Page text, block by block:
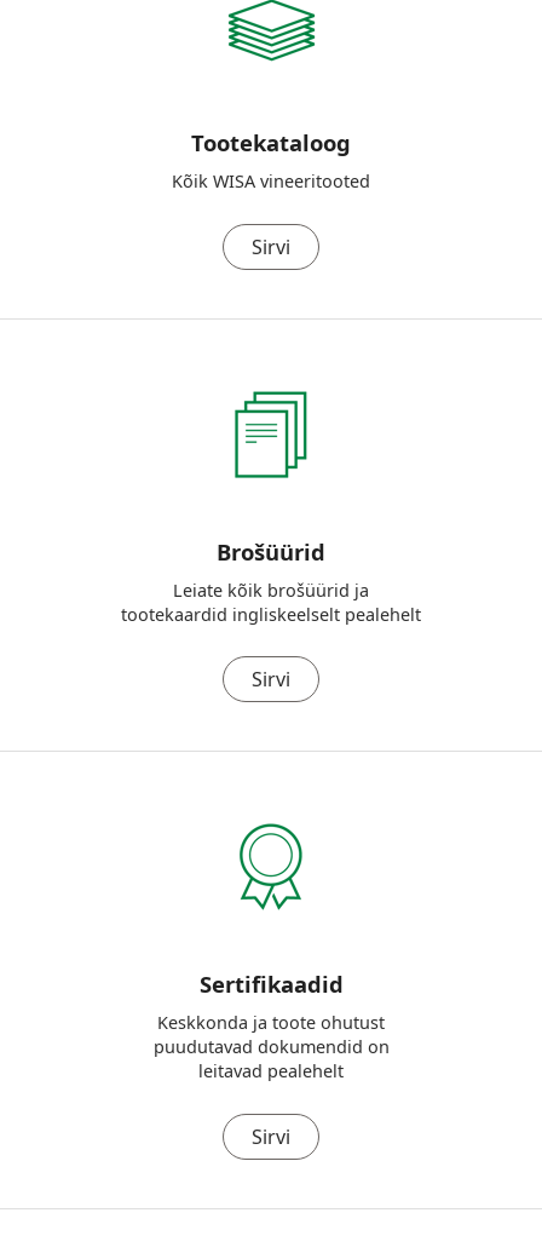
Tootekataloog
Kõik WISA vineeritooted
Sirvi
Brošüürid
Leiate kõik brošüürid ja
tootekaardid ingliskeelselt pealehelt
Sirvi
Sertifikaadid
Keskkonda ja toote ohutust
puudutavad dokumendid on
leitavad pealehelt
Sirvi